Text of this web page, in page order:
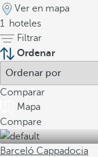
Ver en mapa
1 hoteles
Filtrar
Ordenar
Comparar
Mapa
Compare
Barceló Cappadocia